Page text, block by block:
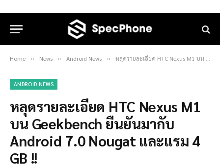
Home » News » Android News » หลุดรายละเอียด HTC Nexus M1 บน Geekbench ยืนยันมากับ Android 7.0 Nougat และแรม 4 GB !!
ANDROID NEWS
หลุดรายละเอียด HTC Nexus M1
บน Geekbench ยืนยันมากับ
Android 7.0 Nougat และแรม 4
GB !!